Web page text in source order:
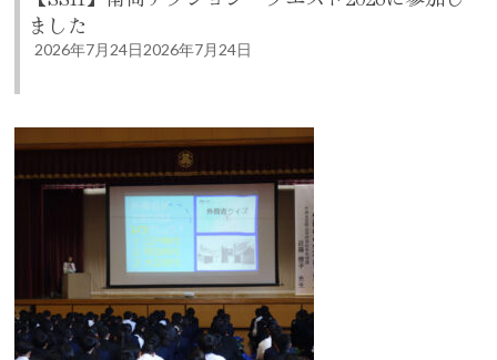
ました
2026年7月24日2026年7月24日